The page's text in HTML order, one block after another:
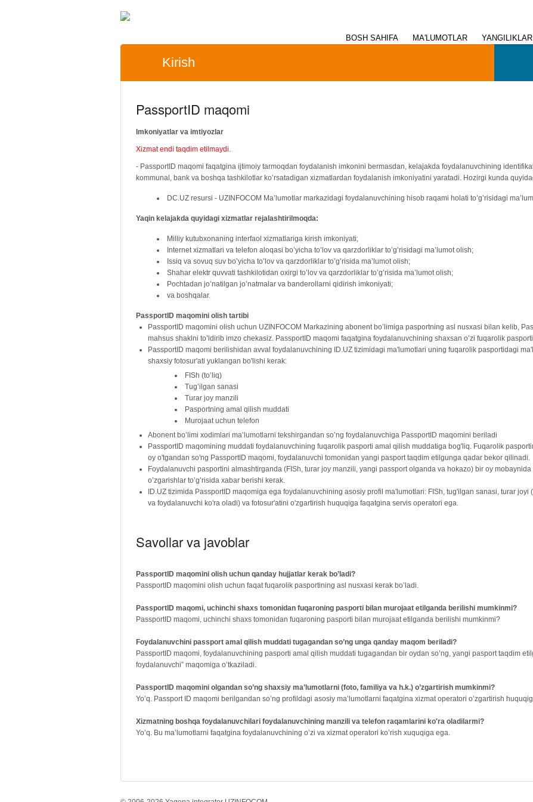
BOSH SAHIFA MA'LUMOTLAR YANGILIKLAR
Kirish
PassportID maqomi
Imkoniyatlar va imtiyozlar
Xizmat endi taqdim etilmaydi.
- PassportID maqomi faqatgina ijtimoiy tarmoqdan foydalanish imkonini bermasdan, kelajakda foydalanuvchining
kommunal, bank va boshqa tashkilotlar ko’rsatadigan xizmatlardan foydalanish imkoniyatini yaratadi. Hozirgi kunda
DC.UZ resursi - UZINFOCOM Ma’lumotlar markazidagi foydalanuvchining hisob raqami holati to’g’risidagi
Yaqin kelajakda quyidagi xizmatlar rejalashtirilmoqda:
Milliy kutubxonaning interfaol xizmatlariga kirish imkoniyati;
Internet xizmatlari va telefon aloqasi bo’yicha to’lov va qarzdorliklar to’g’risidagi ma’lumot olish;
Issiq va sovuq suv bo’yicha to’lov va qarzdorliklar to’g’risida ma’lumot olish;
Shahar elektr quvvati tashkilotidan oxirgi to’lov va qarzdorliklar to’g’risida ma’lumot olish;
Pochtadan jo’natilgan jo’natmalar va banderollarni qidirish imkoniyati;
va boshqalar.
PassportID maqomini olish tartibi
PassportID maqomini olish uchun UZINFOCOM Markazining abonent bo’limiga pasportning asl nusxasi bilan kelib,
mahsus shaklni to’ldirib imzo chekasiz. PassportID maqomi faqatgina foydalanuvchining shaxsan o’zi fuqarolik
PassportID maqomi berilishidan avval foydalanuvchining ID.UZ tizimidagi ma'lumotlari uning fuqarolik pasportidagi
shaxsiy fotosur'ati yuklangan bo'lishi kerak:
FISh (to’liq)
Tug’ilgan sanasi
Turar joy manzili
Pasportning amal qilish muddati
Murojaat uchun telefon
Abonent bo’limi xodimlari ma’lumotlarni tekshirgandan so’ng foydalanuvchiga PassportID maqomini beriladi
PassportID maqomining muddati foydalanuvchining fuqarolik pasporti amal qilish muddatiga bog'liq. Fuqarolik
oy o'tgandan so'ng PassportID maqomi, foydalanuvchi tomonidan yangi pasport taqdim etilgunga qadar bekor qilinadi.
Foydalanuvchi pasportini almashtirganda (FISh, turar joy manzili, yangi passport olganda va hоkazo) bir oy mobaynida
o’zgarishlar to’g’risida xabar berishi kerak.
ID.UZ tizimida PassportID maqomiga ega foydalanuvchining asosiy profil ma'lumotlari: FISh, tug'ilgan sanasi, turar
va foydalanuvchi ko'ra oladi) va fotosur'atini o'zgartirish huquqiga faqatgina servis operatori ega.
Savollar va javoblar
PassportID maqomini olish uchun qanday hujjatlar kerak bo’ladi?
PassportID maqomini olish uchun faqat fuqarolik pasportining asl nusxasi kerak bo’ladi.
PassportID maqomi, uchinchi shaxs tomonidan fuqaroning pasporti bilan murojaat etilganda berilishi mumkinmi?
PassportID maqomi, uchinchi shaxs tomonidan fuqaroning pasporti bilan murojaat etilganda berilishi mumkinmi?
Foydalanuvchini passport amal qilish muddati tugagandan so’ng unga qanday maqom beriladi?
PassportID maqomi, foydalanuvchining pasporti amal qilish muddati tugagandan bir oydan so’ng, yangi pasport taqdim
foydalanuvchi” maqomiga o’tkaziladi.
PassportID maqomini olgandan so’ng shaxsiy ma’lumotlarni (foto, familiya va h.k.) o’zgartirish mumkinmi?
Yo’q. Passport ID maqomi berilgandan so’ng profildagi asosiy ma’lumotlarni faqatgina xizmat operatori o’zgartirish
Xizmatning boshqa foydalanuvchilari foydalanuvchining manzili va telefon raqamlarini ko'ra oladilarmi?
Yo’q. Bu ma’lumotlarni faqatgina foydalanuvchining o’zi va xizmat operatori ko’rish xuquqiga ega.